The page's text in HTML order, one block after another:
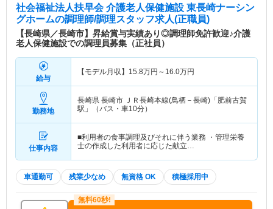
社会福祉法人扶早会 介護老人保健施設 東長崎ナーシン
グホームの調理師/調理スタッフ求人(正職員)
【長崎県／長崎市】昇給賞与実績あり◎調理師免許歓迎♪介護
老人保健施設での調理員募集（正社員）
給与
【モデル月収】 15.8万円～ 16.0万円
勤務地
長崎県 長崎市 ＪＲ長崎本線(鳥栖－長崎)「肥前古賀
駅」（バス・車10分）
仕事内容
■利用者の食事調理及びそれに伴う業務 ・管理栄養
士の作成した利用者に応じた献立…
車通勤可 残業少なめ 無資格 OK 積極採用中